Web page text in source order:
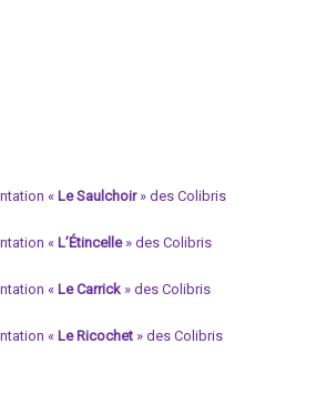
« Le Saulchoir» des Colibris
« L’Étincelle» des Colibris
« Le Carrick » des Colibris
« Le Ricochet » des Colibris